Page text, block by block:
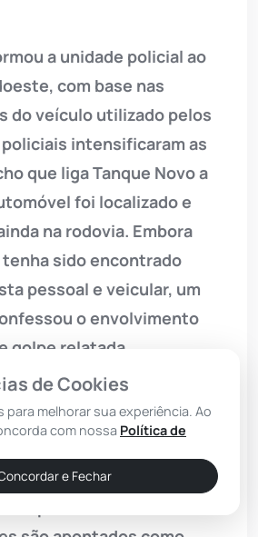
a unidade policial ao
com base nas
do veículo utilizado pelos
intensificaram as
que liga Tanque Novo a
foi localizado e
na rodovia. Embora
sido encontrado
pessoal e veicular, um
o envolvimento
golpe relatada
confirmando as suspeitas
94ª CIPM, a dupla é
criminosa e possui
de Cookies
para melhorar sua experiência. Ao
com nossa Política de
e Fechar